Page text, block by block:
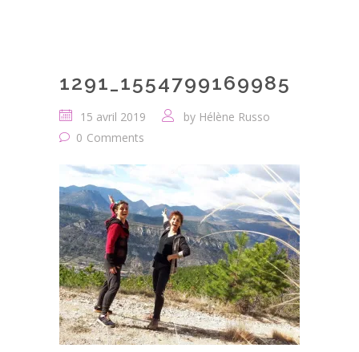
1291_1554799169985
15 avril 2019 by Hélène Russo
0 Comments